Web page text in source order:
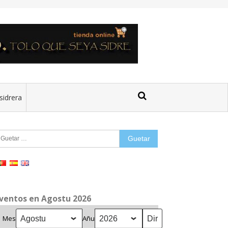
en Agostu 2026
Mes Añu